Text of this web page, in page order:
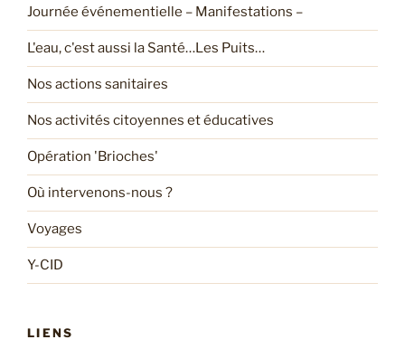
Journée événementielle – Manifestations –
L'eau, c'est aussi la Santé…Les Puits…
Nos actions sanitaires
Nos activités citoyennes et éducatives
Opération 'Brioches'
Où intervenons-nous ?
Voyages
Y-CID
LIENS